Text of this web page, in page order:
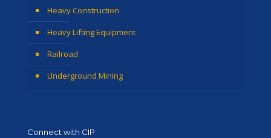
Heavy Construction
Heavy Lifting Equipment
Railroad
Underground Mining
Connect with CIP